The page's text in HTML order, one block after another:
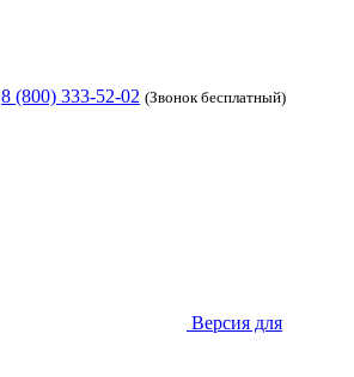
8 (800) 333-52-02 (Звонок бесплатный)
Версия для